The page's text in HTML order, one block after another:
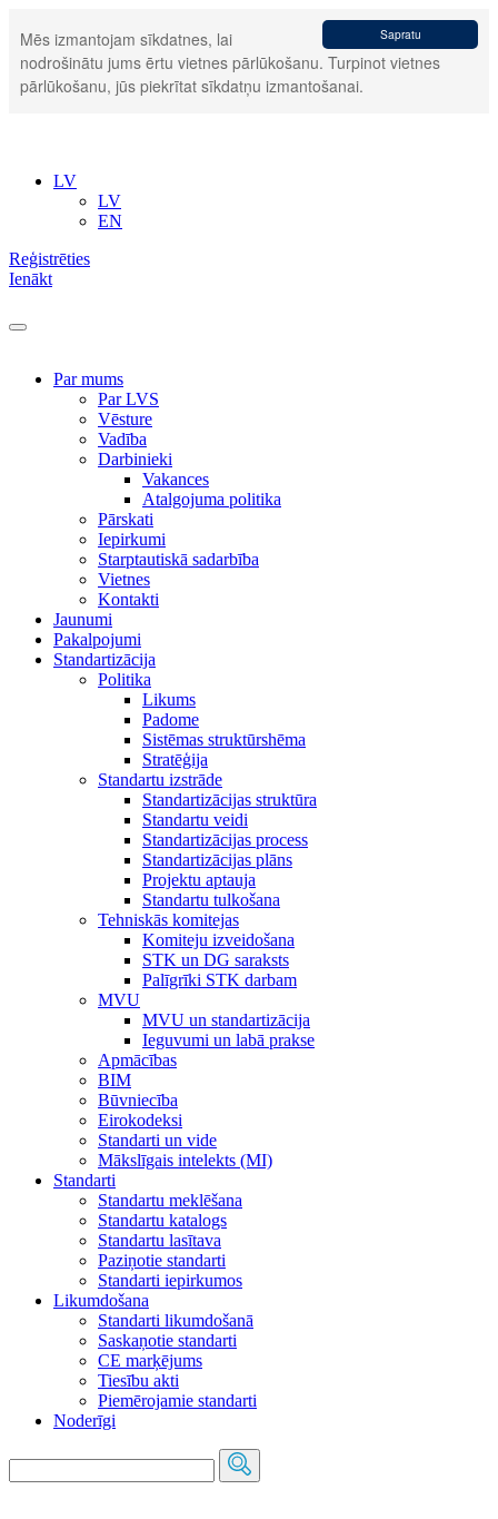
Sapratu
Mēs izmantojam sīkdatnes, lai
nodrošinātu jums ērtu vietnes pārlūkošanu. Turpinot vietnes
pārlūkošanu, jūs piekrītat sīkdatņu izmantošanai.
LV
LV
EN
Reģistrēties
Ienākt
Par mums
Par LVS
Vēsture
Vadība
Darbinieki
Vakances
Atalgojuma politika
Pārskati
Iepirkumi
Starptautiskā sadarbība
Vietnes
Kontakti
Jaunumi
Pakalpojumi
Standartizācija
Politika
Likums
Padome
Sistēmas struktūrshēma
Stratēģija
Standartu izstrāde
Standartizācijas struktūra
Standartu veidi
Standartizācijas process
Standartizācijas plāns
Projektu aptauja
Standartu tulkošana
Tehniskās komitejas
Komiteju izveidošana
STK un DG saraksts
Palīgrīki STK darbam
MVU
MVU un standartizācija
Ieguvumi un labā prakse
Apmācības
BIM
Būvniecība
Eirokodeksi
Standarti un vide
Mākslīgais intelekts (MI)
Standarti
Standartu meklēšana
Standartu katalogs
Standartu lasītava
Paziņotie standarti
Standarti iepirkumos
Likumdošana
Standarti likumdošanā
Saskaņotie standarti
CE marķējums
Tiesību akti
Piemērojamie standarti
Noderīgi